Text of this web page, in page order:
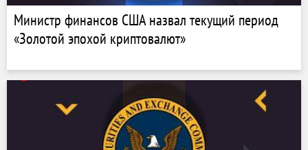
Министр финансов США назвал текущий период
«Золотой эпохой криптовалют»